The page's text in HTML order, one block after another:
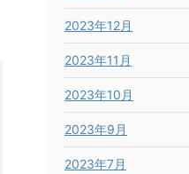
2023年12月
2023年11月
2023年10月
2023年9月
2023年7月